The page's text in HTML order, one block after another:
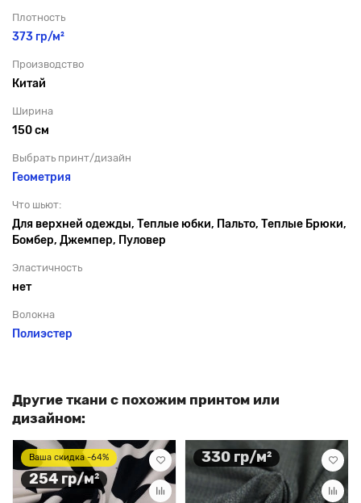
Плотность
373 гр/м²
Производство
Китай
Ширина
150 см
Выбрать принт/дизайн
Геометрия
Что шьют:
Для верхней одежды, Теплые юбки, Пальто, Теплые Брюки,
Бомбер, Джемпер, Пуловер
Эластичность
нет
Волокна
Полиэстер
Другие ткани с похожим принтом или
дизайном:
Ваша скидка -64%
254 гр/м²
330 гр/м²